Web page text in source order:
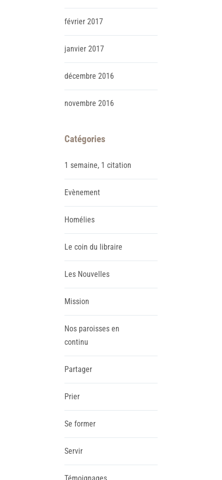
février 2017
janvier 2017
décembre 2016
novembre 2016
Catégories
1 semaine, 1 citation
Evènement
Homélies
Le coin du libraire
Les Nouvelles
Mission
Nos paroisses en
continu
Partager
Prier
Se former
Servir